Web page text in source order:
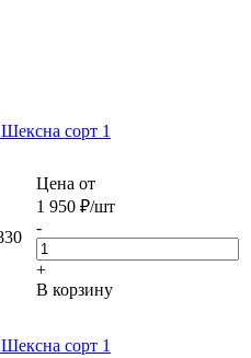
сорт 1
Цена от
1 950 ₽/шт
-
+
В корзину
сорт 1